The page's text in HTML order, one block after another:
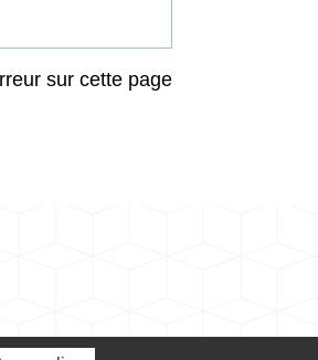
sur cette page